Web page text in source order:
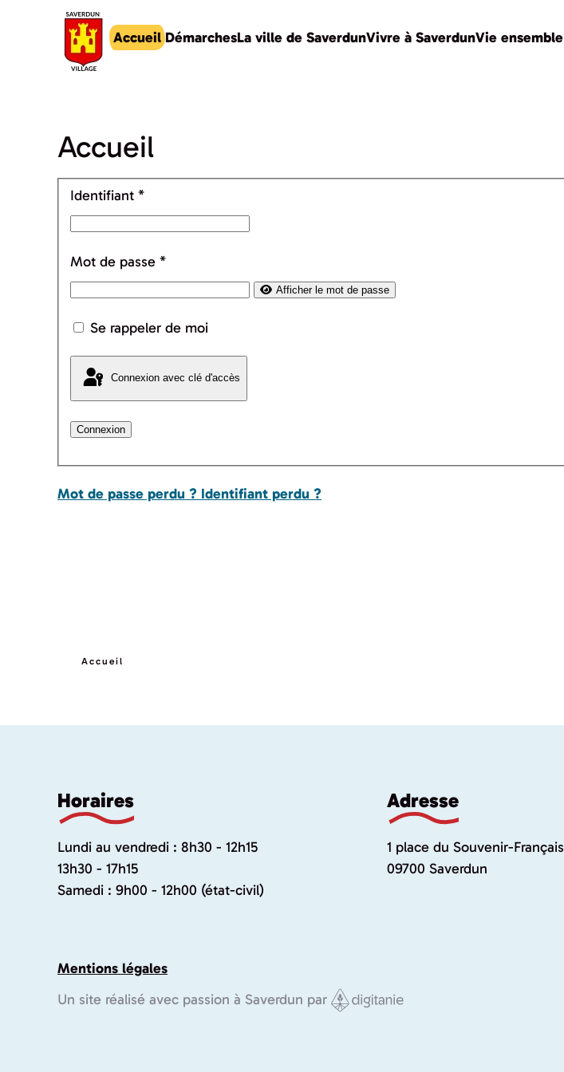
Accéder au contenu principal
Accueil DémarchesLa ville de SaverdunVivre à SaverdunVie ensemble
Accueil
Identifiant*
Mot de passe*
Afficher le mot de passe
Se rappeler de moi
Connexion avec clé d'accès
Connexion
Mot de passe perdu ? Identifiant perdu ?
Accueil
Horaires
Lundi au vendredi : 8h30 - 12h15
13h30 - 17h15
Samedi : 9h00 - 12h00 (état-civil)
Adresse
1 place du Souvenir-Français
09700 Saverdun
Mentions légales
Un site réalisé avec passion à Saverdun par